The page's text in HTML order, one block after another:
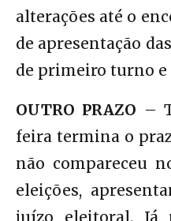
alterações até o
de apresentação
de primeiro turno e
OUTRO PRAZO –
feira termina o
não compareceu
eleições,
juízo eleitoral. Já